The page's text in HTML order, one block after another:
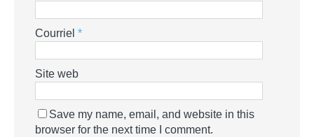
Courriel *
Site web
Save my name, email, and website in this
browser for the next time I comment.